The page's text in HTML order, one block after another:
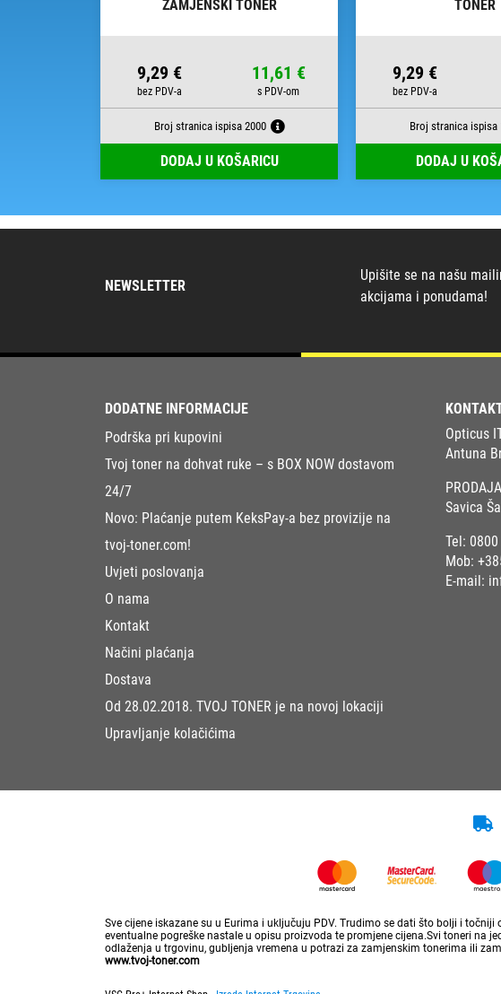
ZAMJENSKI TONER
9,29 € 11,61 €
Broj stranica ispisa 2000
DODAJ U KOŠARICU
TONER
9,29 €
Broj stranica ispisa
DODAJ U
NEWSLETTER
Upišite se na našu
akcijama i ponudama!
DODATNE INFORMACIJE
Podrška pri kupovini
Tvoj toner na dohvat ruke – s BOX NOW dostavom
24/7
Novo: Plaćanje putem KeksPay-a bez provizije na
tvoj-toner.com!
Uvjeti poslovanja
O nama
Kontakt
Načini plaćanja
Dostava
Od 28.02.2018. TVOJ TONER je na novoj lokaciji
Upravljanje kolačićima
Opticus
Antuna
Savica
Tel:
Mob:
E-mail:
Sve cijene iskazane su u Eurima i uključuju PDV. Trudimo se dati što bolji i
eventualne pogreške nastale u opisu proizvoda te promjene cijena.Svi toneri na
odlaženja u trgovinu, gubljenja vremena u potrazi za zamjenskim tonerima ili
www.tvoj-toner.com